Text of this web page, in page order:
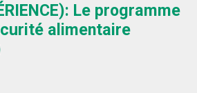
Le programme
alimentaire